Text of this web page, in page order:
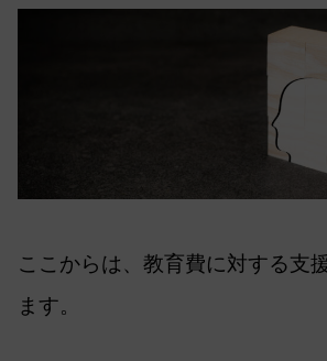
ここからは、教育費に対する支
ます。